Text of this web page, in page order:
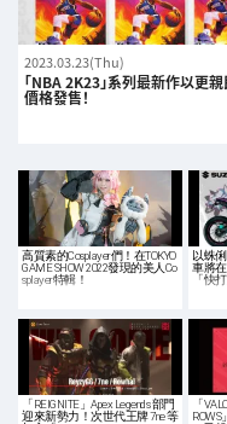
2023.03.23(Thu)
「NBA 2K23」系列最新作以更
價格發售！
高質素的Cosplayer們！在TOKYO
GAME SHOW 2022發現的美人Co
splayer特輯！
以蛛
車將在
「快
「REIGNITE」Apex Legends 部門
迎來新勢力！次世代王牌 7ne 等
「